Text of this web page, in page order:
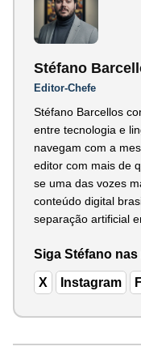
Stéfano
Editor-Chefe
Stéfano Barcellos
entre tecnologia e
navegam com a
editor com mais de
se uma das vozes
conteúdo digital
separação artificial
Siga Stéfano
X Instagram